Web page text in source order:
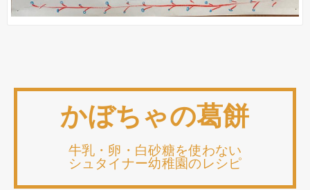
かぼちゃの葛餅
牛乳・卵・白砂糖を使わない
シュタイナー幼稚園のレシピ